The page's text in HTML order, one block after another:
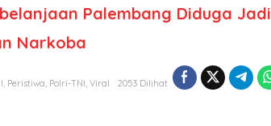
Palembang Diduga Jadi
Narkoba
, Peristiwa, Polri-TNI, Viral 2053 Dilihat